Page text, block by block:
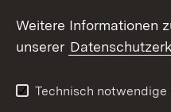
X / Twitter
Youtube
Weitere Informationen
unserer
Technisch notwendige